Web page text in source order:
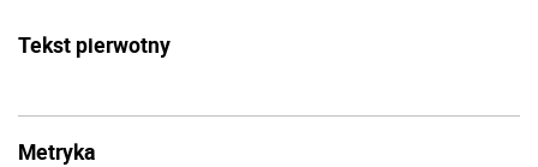
Tekst pierwotny
Metryka